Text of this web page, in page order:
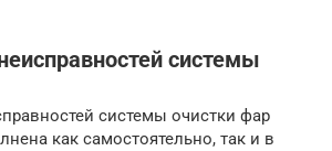
системы
системы очистки фар
как самостоятельно, так и в